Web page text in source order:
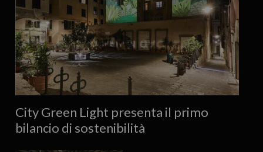
City Green Light presenta il primo
bilancio di sostenibilità